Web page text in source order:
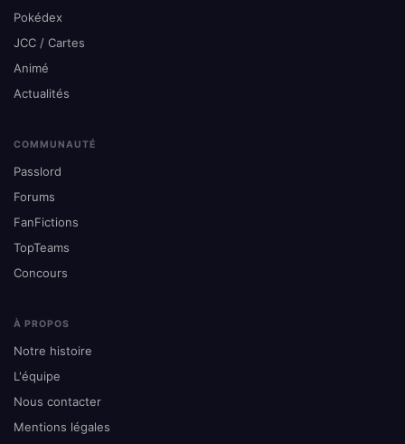
Pokédex
JCC / Cartes
Animé
Actualités
COMMUNAUTÉ
Passlord
Forums
FanFictions
TopTeams
Concours
À PROPOS
Notre histoire
L'équipe
Nous contacter
Mentions légales